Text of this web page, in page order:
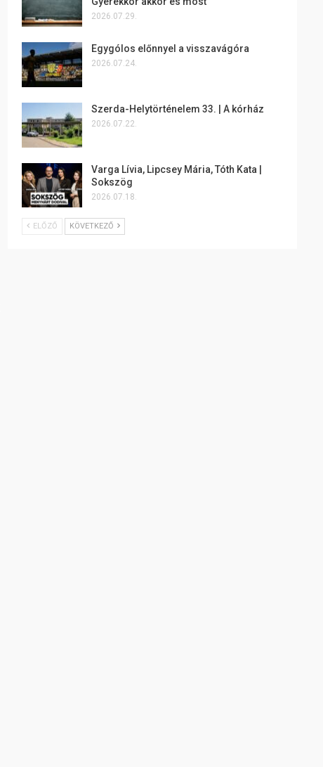
2026.07.29.
Egygólos előnnyel a visszavágóra
2026.07.24.
Szerda-Helytörténelem 33. | A kórház
2026.07.22.
Varga Lívia, Lipcsey Mária, Tóth Kata |
Sokszög
2026.07.18.
ELŐZŐ KÖVETKEZŐ